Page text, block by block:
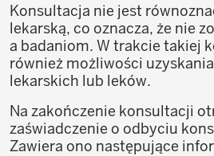
Konsultacja nie jest
lekarską, co oznacza, że nie
a badaniom. W trakcie takiej
również możliwości
lekarskich lub leków.
Na zakończenie konsultacji
zaświadczenie o odbyciu
Zawiera ono następujące